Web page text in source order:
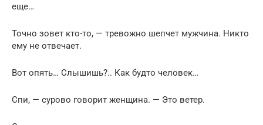
еще…
Точно зовет кто-то, — тревожно шепчет мужчина. Никто
ему не отвечает.
Вот опять… Слышишь?.. Как будто человек…
Спи, — сурово говорит женщина. — Это ветер.